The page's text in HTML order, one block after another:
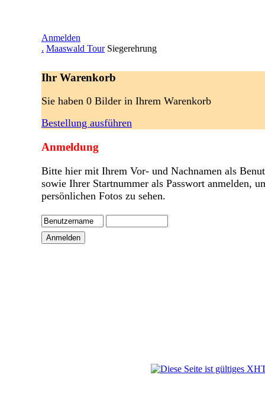
Anmelden
. Maaswald Tour Siegerehrung
Ihr Warenkorb
Sie haben 0 Bilder in Ihrem Warenkorb
Bestellung ausführen
Anmeldung
Bitte hier mit Ihrem Vor- und Nachnamen als
sowie Ihrer Startnummer als Passwort anmelden,
persönlichen Fotos zu sehen.